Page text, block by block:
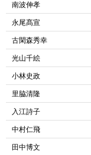
南波伸孝
永尾髙宣
古閑森秀幸
光山千絵
小林史政
里脇清隆
入江詩子
中村仁飛
田中博文